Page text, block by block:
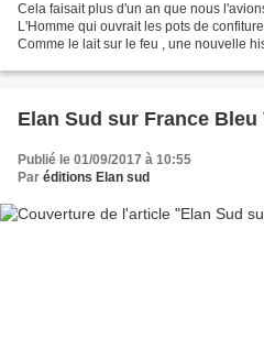
Cela faisait plus d'un an que nous
L'Homme qui ouvrait les pots de
Comme le lait sur le feu , une nouvelle
Elan Sud sur France Bleu
Publié le 01/09/2017 à 10:55
Par éditions Elan sud